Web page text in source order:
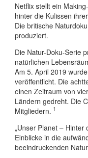
Netflix stellt ein
hinter die Kulissen
Die britische
produziert.
Die Natur-Doku-Serie
natürlichen
Am 5. April 2019
veröffentlicht. Die
einen Zeitraum von
Ländern gedreht. Die
Mitgliedern. 1
„Unser Planet – Hinter
Einblicke in die
beeindruckenden